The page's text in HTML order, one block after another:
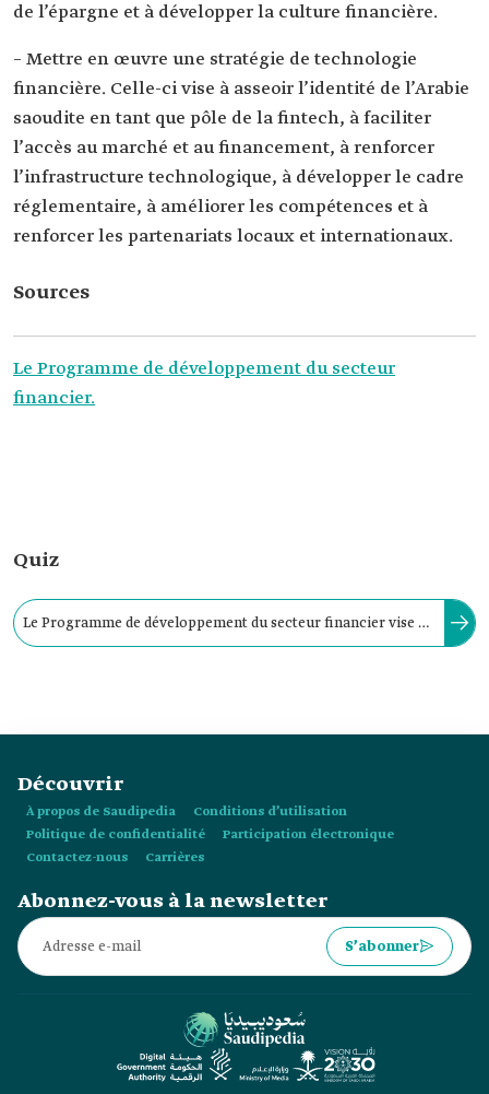
de l’épargne et à développer la culture financière.
– Mettre en œuvre une stratégie de technologie
financière. Celle-ci vise à asseoir l’identité de l’Arabie
saoudite en tant que pôle de la fintech, à faciliter
l’accès au marché et au financement, à renforcer
l’infrastructure technologique, à développer le cadre
réglementaire, à améliorer les compétences et à
renforcer les partenariats locaux et internationaux.
Sources
Le Programme de développement du secteur
financier.
Quiz
Le Programme de développement du secteur financier vise à
Découvrir
À propos de Saudipedia
Conditions d’utilisation
Politique de confidentialité
Participation électronique
Contactez-nous
Carrières
Abonnez-vous à la newsletter
S’abonner